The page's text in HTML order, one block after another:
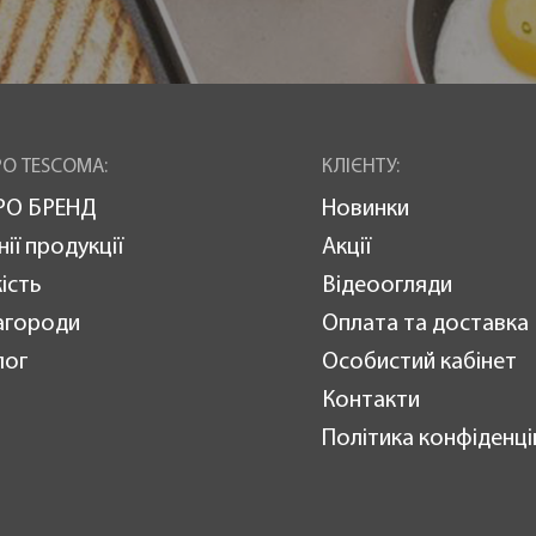
TESCOMA:
БРЕНД
продукції
КЛІЄНТУ:
Новинки
Акції
Відеоогляди
Оплата та доставка
Особистий кабінет
Контакти
Політика